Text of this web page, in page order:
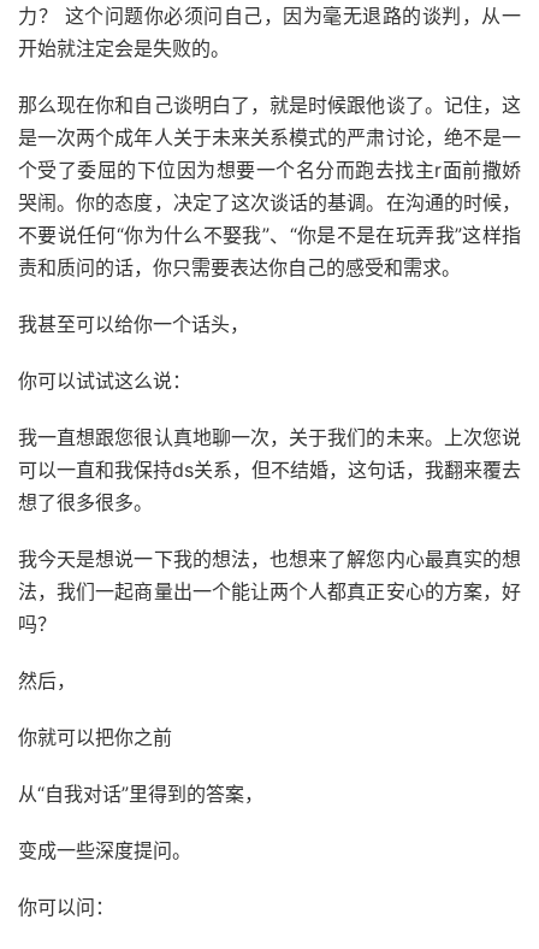
力？ 这个问题你必须问自己，因为毫无退路的谈判，从一
开始就注定会是失败的。
那么现在你和自己谈明白了，就是时候跟他谈了。记住，这
是一次两个成年人关于未来关系模式的严肃讨论，绝不是一
个受了委屈的下位因为想要一个名分而跑去找主r面前撒娇
哭闹。你的态度，决定了这次谈话的基调。在沟通的时候，
不要说任何“你为什么不娶我”、“你是不是在玩弄我”这样指
责和质问的话，你只需要表达你自己的感受和需求。
我甚至可以给你一个话头，
你可以试试这么说：
我一直想跟您很认真地聊一次，关于我们的未来。上次您说
可以一直和我保持ds关系，但不结婚，这句话，我翻来覆去
想了很多很多。
我今天是想说一下我的想法，也想来了解您内心最真实的想
法，我们一起商量出一个能让两个人都真正安心的方案，好
吗？
然后，
你就可以把你之前
从“自我对话”里得到的答案，
变成一些深度提问。
你可以问：